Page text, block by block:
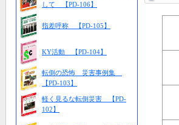
して 【PD-106】
指差呼称 【PD-105】
KY活動 【PD-104】
転倒の恐怖 災害事例集
【PD-103】
軽く見るな転倒災害 【PD-
102】